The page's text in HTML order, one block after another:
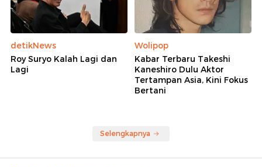
detikNews
Roy Suryo Kalah Lagi dan
Lagi
Wolipop
Kabar Terbaru Takeshi
Kaneshiro Dulu Aktor
Tertampan Asia, Kini Fokus
Bertani
Selengkapnya